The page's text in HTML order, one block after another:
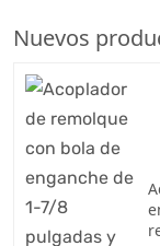
Nuevos